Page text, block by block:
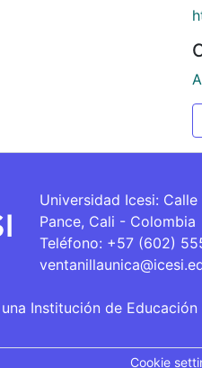
Universidad Icesi: Calle
Pance, Cali - Colombia
Teléfono: +57 (602)
Institución de
Cookie